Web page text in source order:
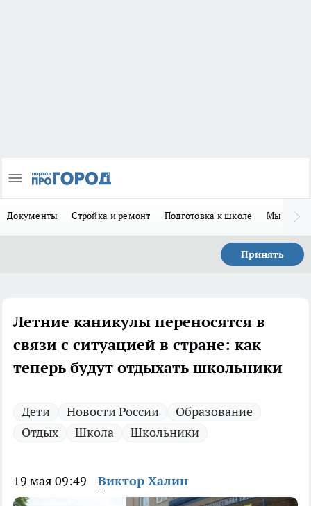
Документы Стройка и ремонт Подготовка к школе Мы в MAX
Принять
Летние каникулы переносятся в
связи с ситуацией в стране: как
теперь будут отдыхать школьники
Дети Новости России
Образование
Отдых
Школа Школьники
19 мая 09:49 Виктор Халин